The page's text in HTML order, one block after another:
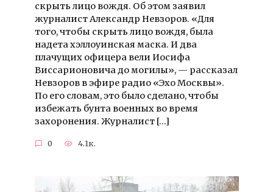
скрыть лицо вождя. Об этом заявил
журналист Александр Невзоров. «Для
того, чтобы скрыть лицо вождя, была
надета хэллоуинская маска. И два
плачущих офицера вели Иосифа
Виссарионовича до могилы», — рассказал
Невзоров в эфире радио «Эхо Москвы».
По его словам, это было сделано, чтобы
избежать бунта военных во время
захоронения. Журналист […]
0 4.1к.